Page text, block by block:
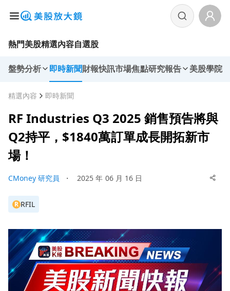
熱門美股精選內容自選股
盤勢分析 即時新聞財報快訊市場焦點研究報告 美股學院
精選內容 即時新聞
RF Industries Q3 2025 銷售預告將與
Q2持平，$1840萬訂單成長開拓新市
場！
CMoney 研究員 ・ 2025 年 06 月 16 日
R RFIL